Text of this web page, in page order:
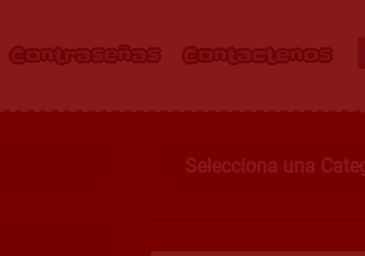
Contraseñas Contactenos